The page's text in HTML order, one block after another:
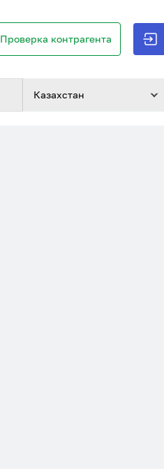
Проверка контрагента
Казахстан